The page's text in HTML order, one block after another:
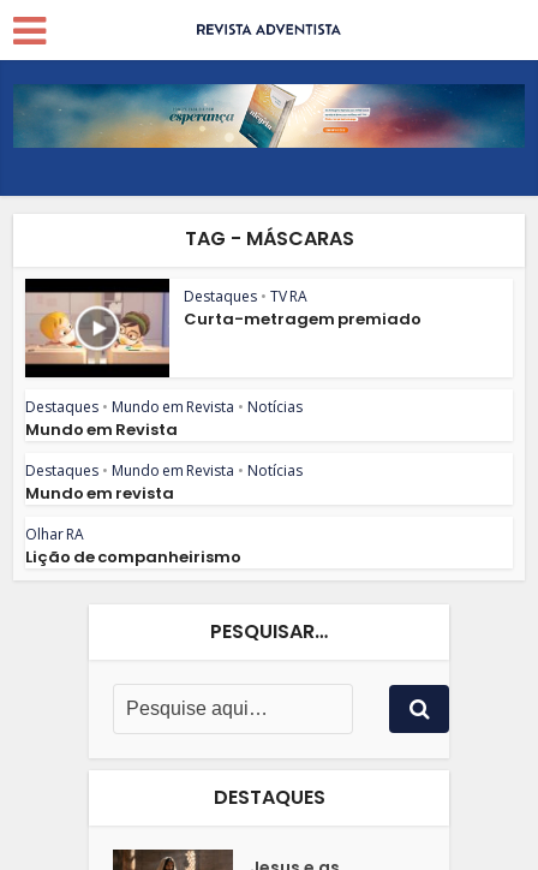
TAG - MÁSCARAS
Destaques • TV RA
Curta-metragem premiado
Destaques • Mundo em Revista • Notícias
Mundo em Revista
Destaques • Mundo em Revista • Notícias
Mundo em revista
Olhar RA
Lição de companheirismo
PESQUISAR…
DESTAQUES